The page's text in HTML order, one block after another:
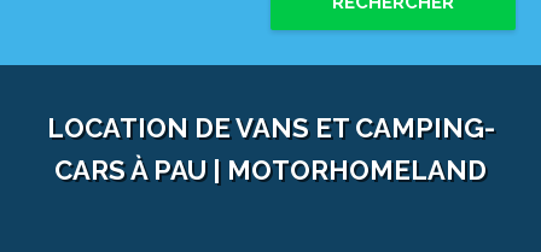
LOCATION DE VANS ET CAMPING-
CARS À PAU | MOTORHOMELAND